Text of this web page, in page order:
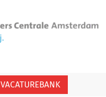
VACATUREBANK